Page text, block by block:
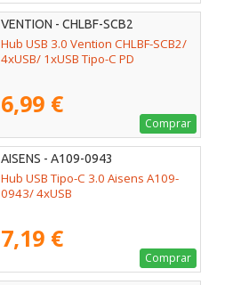
VENTION - CHLBF-SCB2
Hub USB 3.0 Vention CHLBF-SCB2/
4xUSB/ 1xUSB Tipo-C PD
6,99 €
Comprar
AISENS - A109-0943
Hub USB Tipo-C 3.0 Aisens A109-
0943/ 4xUSB
7,19 €
Comprar